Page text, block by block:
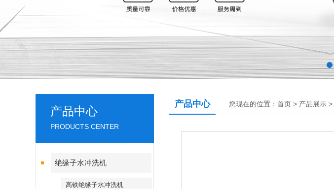
产品中心
PRODUCTS CENTER
绝缘子水冲洗机
高铁绝缘子水冲洗机
产品中心 您现在的位置： 首页 > 产品展示 >